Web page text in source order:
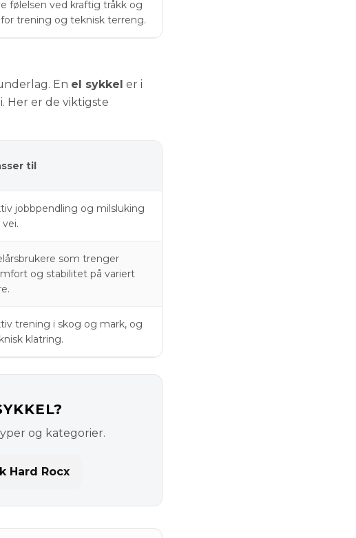
følelsen ved kraftig tråkk og
trening og teknisk terreng.
En el sykkel er i
Her er de viktigste
til
jobbpendling og milsluking
vei.
som trenger
og stabilitet på variert
trening i skog og mark, og
klatring.
og kategorier.
Hard Rocx